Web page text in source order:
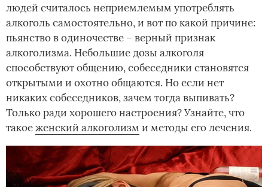
людей считалось неприемлемым употреблять
алкоголь самостоятельно, и вот по какой причине:
пьянство в одиночестве – верный признак
алкоголизма. Небольшие дозы алкоголя
способствуют общению, собеседники становятся
открытыми и охотно общаются. Но если нет
никаких собеседников, зачем тогда выпивать?
Только ради хорошего настроения?­ Узнайте, что
такоеженский алкоголизм и методы его лечения.